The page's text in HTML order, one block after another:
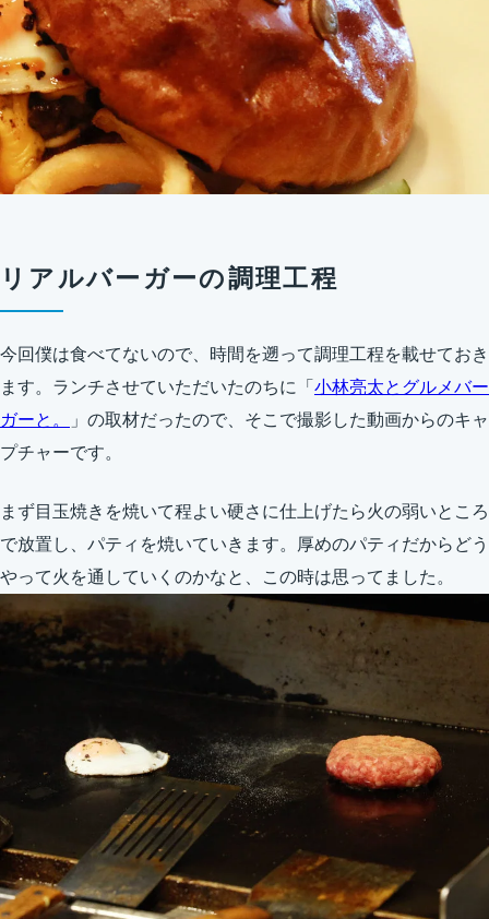
リアルバーガーの調理工程
今回僕は食べてないので、時間を遡って調理工程を載せておき
ます。ランチさせていただいたのちに「 小林亮太とグルメバー
ガーと。
」の取材だったので、そこで撮影した動画からのキャ
プチャーです。
まず目玉焼きを焼いて程よい硬さに仕上げたら火の弱いところ
で放置し、パティを焼いていきます。厚めのパティだからどう
やって火を通していくのかなと、この時は思ってました。